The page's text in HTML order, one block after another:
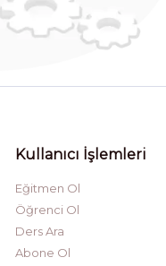
Kullanıcı İşlemleri
Eğitmen Ol
Öğrenci Ol
Ders Ara
Abone Ol